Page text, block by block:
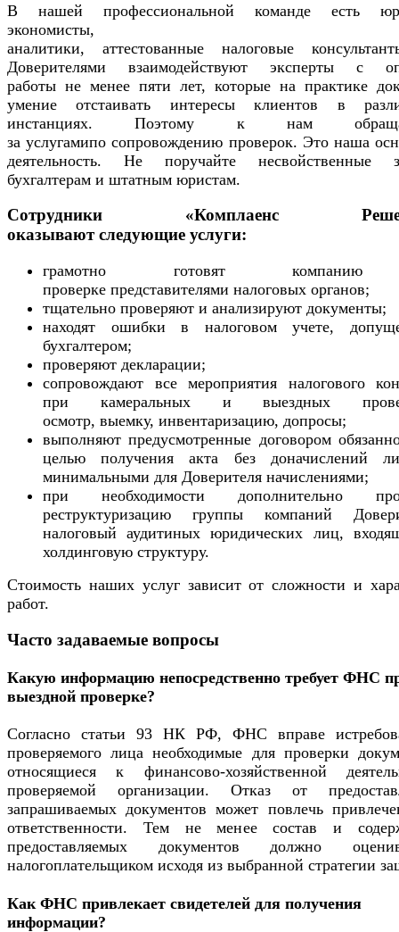
В нашей профессиональной команде есть
экономисты,
аналитики, аттестованные налоговые
Доверителями взаимодействуют эксперты с
работы не менее пяти лет, которые на практике
умение отстаивать интересы клиентов в
инстанциях. Поэтому к нам
за услугамипо сопровождению проверок. Это наша
деятельность. Не поручайте несвойственные
бухгалтерам и штатным юристам.
Сотрудники «Комплаенс
оказывают следующие услуги:
грамотно готовят
проверке представителями налоговых органов;
тщательно проверяют и анализируют документы;
находят ошибки в налоговом учете,
бухгалтером;
проверяют декларации;
сопровождают все мероприятия налогового
при камеральных и выездных
осмотр, выемку, инвентаризацию, допросы;
выполняют предусмотренные договором
целью получения акта без доначислений
минимальными для Доверителя начислениями;
при необходимости дополнительно
реструктуризацию группы компаний
налоговый аудитиных юридических лиц,
холдинговую структуру.
Стоимость наших услуг зависит от сложности и
работ.
Часто задаваемые вопросы
Какую информацию непосредственно требует ФНС
выездной проверке?
Согласно статьи 93 НК РФ, ФНС вправе
проверяемого лица необходимые для проверки
относящиеся к финансово-хозяйственной
проверяемой организации. Отказ от
запрашиваемых документов может повлечь
ответственности. Тем не менее состав и
предоставляемых документов должно
налогоплательщиком исходя из выбранной стратегии
Как ФНС привлекает свидетелей для получения
информации?